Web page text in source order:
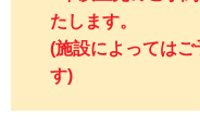
たします。
(施設によってはご
す)